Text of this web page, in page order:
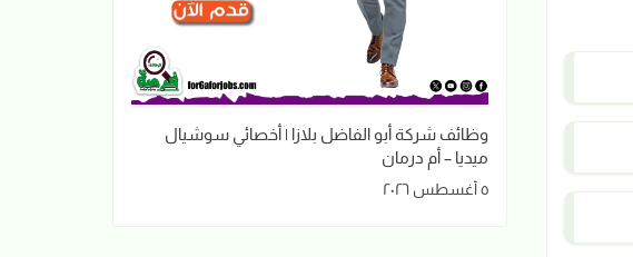
وظائف شركة أبو الفاضل بلازا | أخصائي سوشيال
ميديا – أم درمان
٥ أغسطس ٢٠٢٦